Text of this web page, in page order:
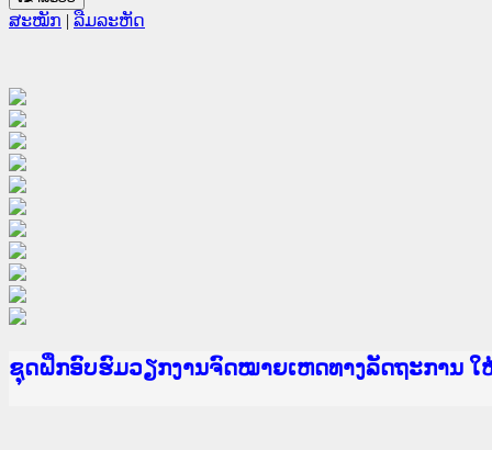
ສະໝັກ | ລືມລະຫັດ
Ministry of Justice Lao PDR
ເຜີຍແຜ່ວັບໄຊຈົດໝາຍເຫດທາງລັດຖະການ ແລະ ແອັ
ກະຊວງຍຸຕິທຳ
ຊຸດຝຶກອົບຮົມວຽກງານຈົດໝາຍເຫດທາງລັດຖະການ
ກອງປະຊຸມທົບທວນຄືນການຈັດຕັ້ງປະຕິບັດວຽກງານຈົ
ຝຶກອົບຮົມ ຜູ່ປະສານງານວຽກງານຈົດໝາຍເຫດທາງລັ
ຝຶກອົບຮົມ ຜູ່ປະສານງານວຽກງານຈົດໝາຍເຫດທາງລັ
ເຜີຍແຜ່ແອັບກົດໝາຍລາວ ແລະ ເວັບໄຊຈົດໝາຍເຫດ
ເຜີຍແຜ່ແອັບກົດໝາຍລາວ ແລະ ເວັບໄຊຈົດໝາຍເຫດ
ຍົກລະດັບວຽກງານຈົດໝາຍເຫດທາງລັດຖະການໃຫ້ຜູ້
ຊຸດຝຶກອົບຮົມວຽກງານຈົດໝາຍເຫດທາງລັດຖະການ ໃ